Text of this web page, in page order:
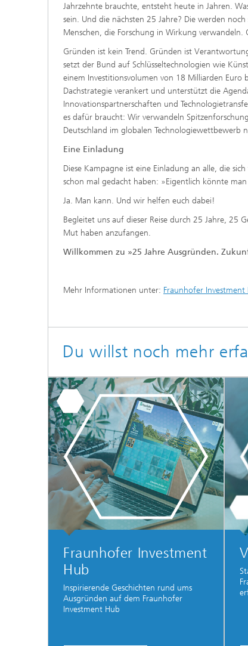
Jahrzehnte brauchte, entsteht heute in Jahren.
sein. Und die nächsten 25 Jahre? Die werden
Menschen, die Forschung in Wirkung
Gründen ist kein Trend. Gründen ist
setzt der Bund auf Schlüsseltechnologien wie
einem Investitionsvolumen von 18 Milliarden Euro
Dachstrategie verankert und unterstützt die
Innovationspartnerschaften und
es dafür braucht: Wir verwandeln
Deutschland im globalen
Eine Einladung
Diese Kampagne ist eine Einladung an alle, die
schon mal gedacht haben: »Eigentlich könnte
Ja. Man kann. Und wir helfen euch dabei!
Begleitet uns auf dieser Reise durch 25 Jahre,
Mut haben anzufangen.
Willkommen zu »25 Jahre Ausgründen.
Mehr Informationen unter: Fraunhofer Investment
Du willst noch mehr
Fraunhofer Investment
Hub
Inspirierende Geschichten rund ums
Ausgründen auf dem Fraunhofer
Investment Hub